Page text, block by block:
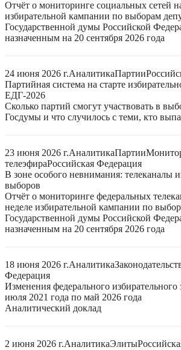
Отчёт о мониторинге социальных сетей
избирательной кампании по выборам
Государственной думы Российской
назначенным на 20 сентября 2026 года
24 июня 2026 г.АналитикаПартии
Партийная система на старте
ЕДГ-2026
Сколько партий смогут участвовать в
Госдумы и что случилось с теми, кто
23 июня 2026 г.АналитикаПартии
телеэфираРоссийская Федерация
В зоне особого невнимания: телеканалы
выборов
Отчёт о мониторинге федеральных
неделе избирательной кампании по
Государственной думы Российской
назначенным на 20 сентября 2026 года
18 июня 2026 г.Аналитика
Федерация
Изменения федерального избирательного
июля 2021 года по май 2026 года
Аналитический доклад
2 июня 2026 г.АналитикаЭлиты